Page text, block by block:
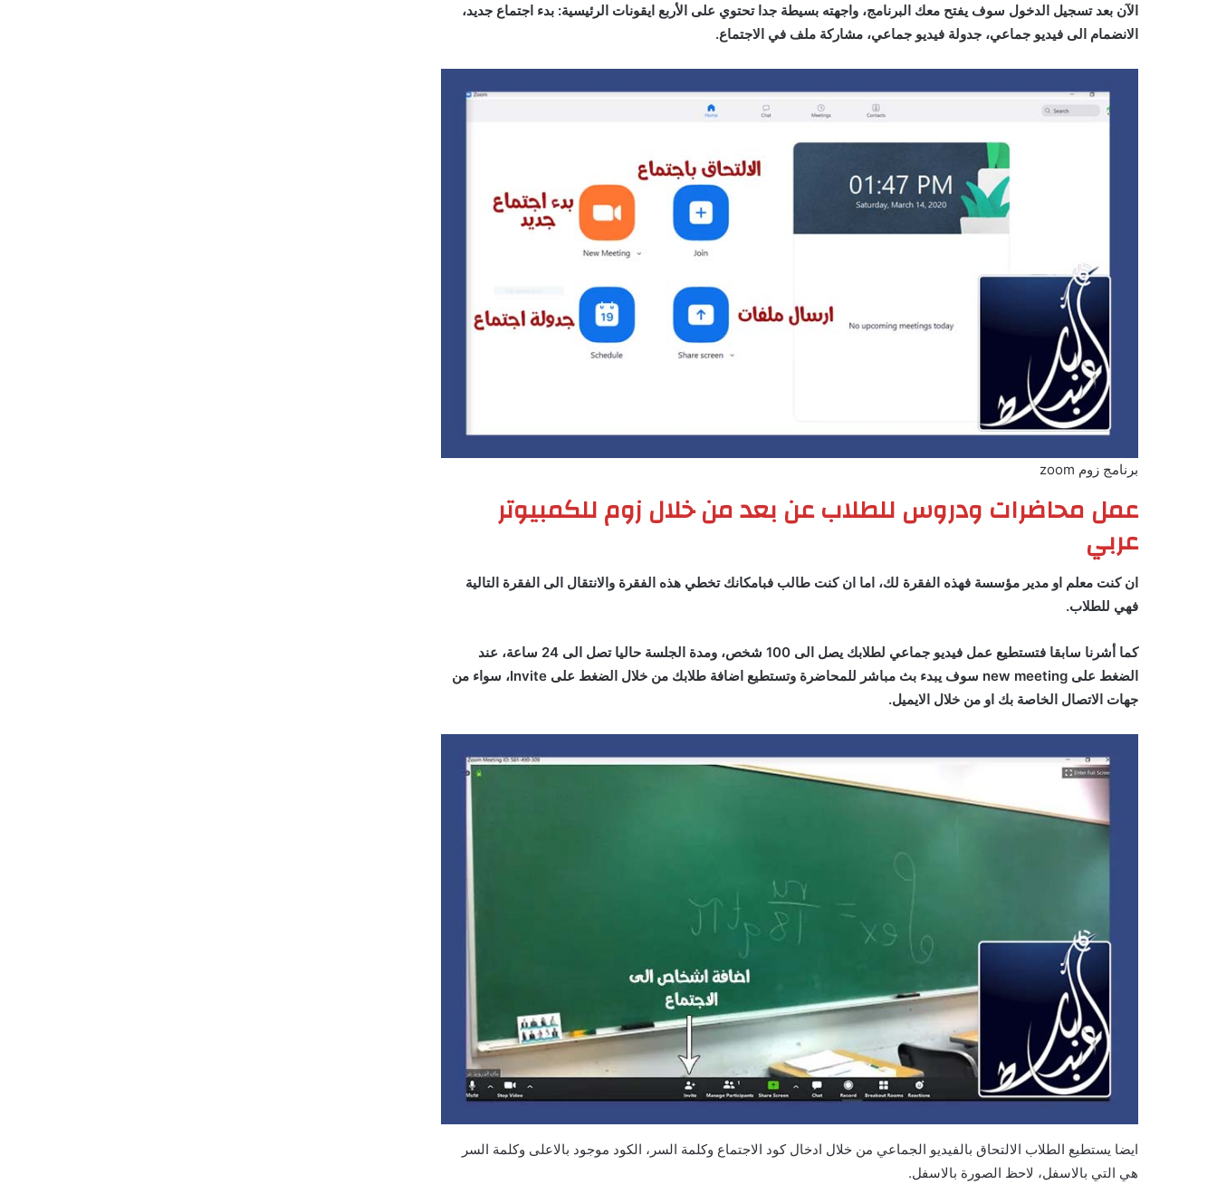
الآن بعد تسجيل الدخول سوف يفتح معك البرنامج، واجهته بسيطة جدا تحتوي على الأربع ايقونات الرئيسية: بدء اجتماع جديد،
الانضمام الى فيديو جماعي، جدولة فيديو جماعي، مشاركة ملف في الاجتماع.
برنامج زوم zoom
عمل محاضرات ودروس للطلاب عن بعد من خلال زوم للكمبيوتر
عربي
ان كنت معلم او مدير مؤسسة فهذه الفقرة لك، اما ان كنت طالب فبامكانك تخطي هذه الفقرة والانتقال الى الفقرة التالية
فهي للطلاب.
كما أشرنا سابقا فتستطيع عمل فيديو جماعي لطلابك يصل الى 100 شخص، ومدة الجلسة حاليا تصل الى 24 ساعة، عند
الضغط على new meeting سوف يبدء بث مباشر للمحاضرة وتستطيع اضافة طلابك من خلال الضغط على Invite، سواء من
جهات الاتصال الخاصة بك او من خلال الايميل.
ايضا يستطيع الطلاب الالتحاق بالفيديو الجماعي من خلال ادخال كود الاجتماع وكلمة السر، الكود موجود بالاعلى وكلمة السر
هي التي بالاسفل، لاحظ الصورة بالاسفل.